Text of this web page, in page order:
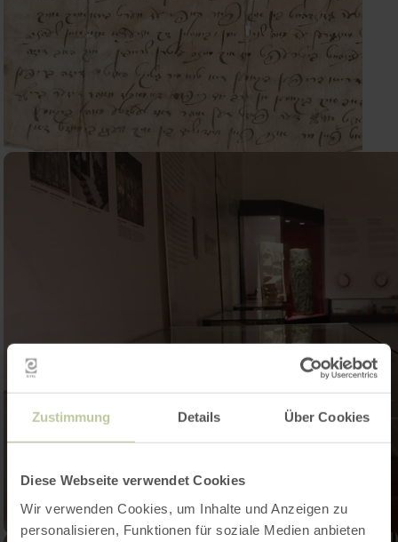
Zustimmung Details Über Cookies
Diese Webseite verwendet Cookies
Wir verwenden Cookies, um Inhalte und Anzeigen zu
personalisieren, Funktionen für soziale Medien anbieten